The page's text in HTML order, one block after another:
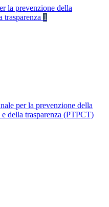
la prevenzione della
trasparenza 1
per la prevenzione della
della trasparenza (PTPCT)